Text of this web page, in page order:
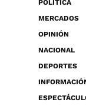
POLÍTICA
MERCADOS
OPINIÓN
NACIONAL
DEPORTES